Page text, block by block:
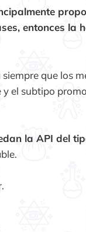
entonces la
que los
el subtipo
la API del